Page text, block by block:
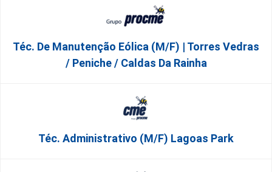
Téc. De Manutenção Eólica (m/f) | Torres Vedras
/ Peniche / Caldas Da Rainha
Téc. Administrativo (m/f) Lagoas Park